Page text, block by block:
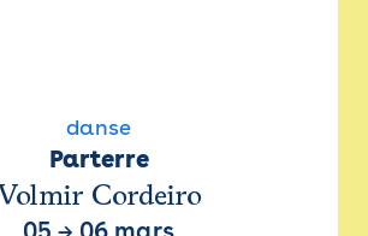
danse
Parterre
Cordeiro